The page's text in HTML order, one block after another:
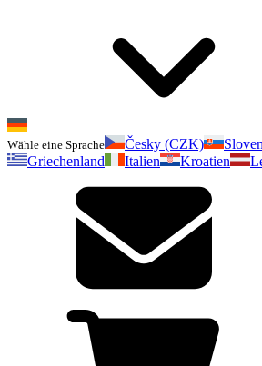
Wähle eine Sprache Česky (CZK)
Griechenland
Italien Kroatien